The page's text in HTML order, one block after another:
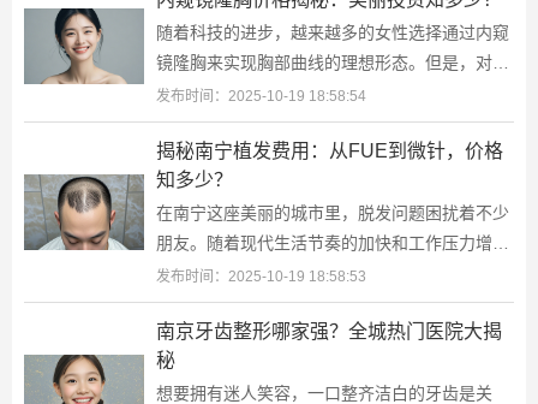
随着科技的进步，越来越多的女性选择通过内窥
镜隆胸来实现胸部曲线的理想形态。但是，对于
很多人来说，手术费用是一个重要的考量因素。
本文将为你揭开内窥镜隆胸的价格面纱
发布时间：2025-10-19 18:58:54
揭秘南宁植发费用：从FUE到微针，价格
知多少？
在南宁这座美丽的城市里，脱发问题困扰着不少
朋友。随着现代生活节奏的加快和工作压力增
大，越来越多的人开始寻求通过植发来解决头顶
的烦恼。那么，在南宁进行植发手术到底
发布时间：2025-10-19 18:58:53
南京牙齿整形哪家强？全城热门医院大揭
秘
想要拥有迷人笑容，一口整齐洁白的牙齿是关